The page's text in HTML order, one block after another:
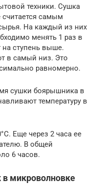
техники. Сушка
самым
На каждый из них
менять 1 раз в
ступень выше.
в самый низ. Это
равномерно.
сушки боярышника в
температуру в
Еще через 2 часа ее
В общей
6 часов.
микроволновке